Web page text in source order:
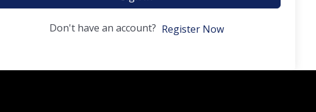
Don't have an account? Register Now